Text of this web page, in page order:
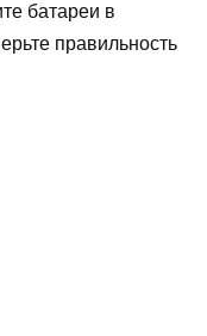
батареи в
правильность